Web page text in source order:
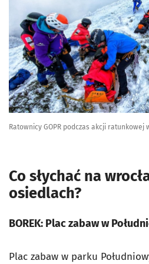
Ratownicy GOPR podczas akcji ratunkowej
Co słychać na
osiedlach?
BOREK: Plac zabaw w
Plac zabaw w parku